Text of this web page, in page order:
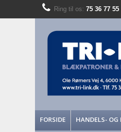
Ring til os: 75 36 77 55
FORSIDE HANDELS- OG